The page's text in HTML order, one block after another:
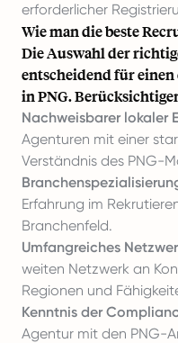
erforderlicher
Wie man die beste
Die Auswahl der
entscheidend für
in PNG.
Nachweisbarer lokaler
Agenturen mit einer
Verständnis des PNG-
Erfahrung im
Branchenfeld.
Umfangreiches
weiten Netzwerk an
Regionen und
Kenntnis der
Agentur mit den PNG-